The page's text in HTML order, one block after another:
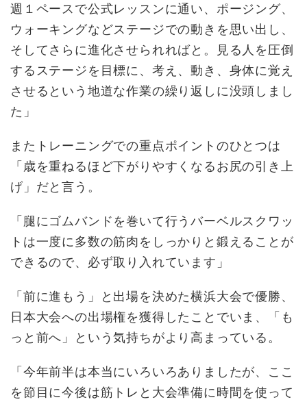
週１ペースで公式レッスンに通い、ポージング、
ウォーキングなどステージでの動きを思い出し、
そしてさらに進化させられればと。見る人を圧倒
するステージを目標に、考え、動き、身体に覚え
させるという地道な作業の繰り返しに没頭しまし
た」
またトレーニングでの重点ポイントのひとつは
「歳を重ねるほど下がりやすくなるお尻の引き上
げ」だと言う。
「腿にゴムバンドを巻いて行うバーベルスクワッ
トは一度に多数の筋肉をしっかりと鍛えることが
できるので、必ず取り入れています」
「前に進もう」と出場を決めた横浜大会で優勝、
日本大会への出場権を獲得したことでいま、「も
っと前へ」という気持ちがより高まっている。
「今年前半は本当にいろいろありましたが、ここ
を節目に今後は筋トレと大会準備に時間を使って